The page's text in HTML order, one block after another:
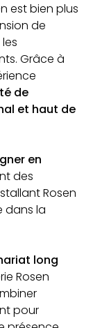
est bien plus
de
Grâce à
de
et haut de
en
des
Rosen
dans la
long
Rosen
pour